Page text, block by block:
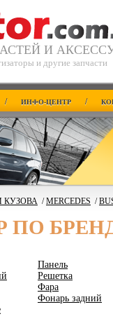
И
и другие запчасти
/ ИНФО-ЦЕНТР /
КУЗОВА /MERCEDES /
ПО
Панель
Решетка
Фара
Фонарь задний